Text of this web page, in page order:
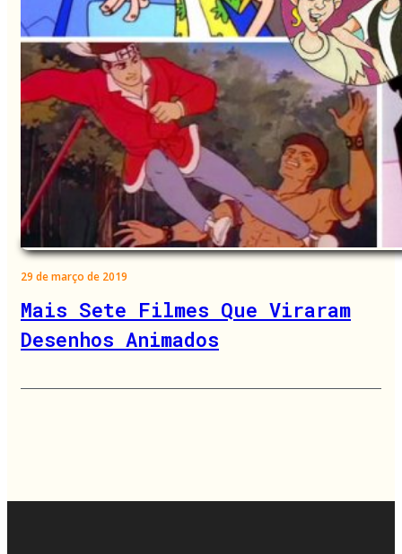
29 de março de 2019
Mais Sete Filmes Que Viraram
Desenhos Animados